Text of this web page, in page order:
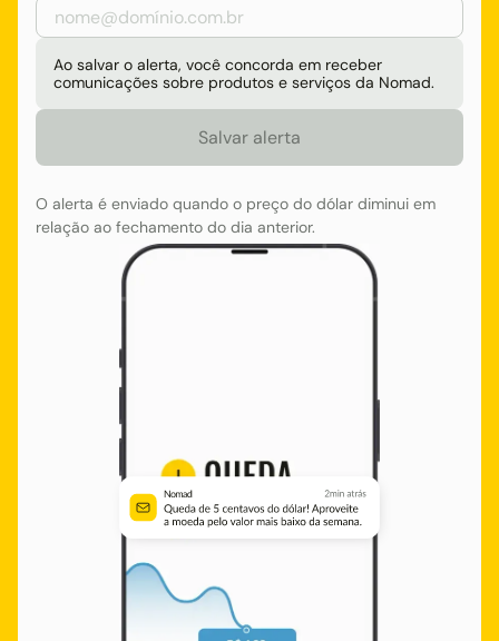
Ao salvar o alerta, você concorda em receber
comunicações sobre produtos e serviços da Nomad.
O alerta é enviado quando o preço do dólar diminui em
relação ao fechamento do dia anterior.